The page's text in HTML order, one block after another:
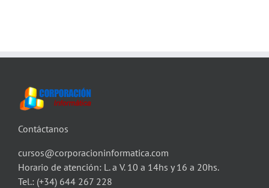
Contáctanos
cursos@corporacioninformatica.com
Horario de atención: L. a V. 10 a 14hs y 16 a 20hs.
Tel.: (+34) 644 267 228